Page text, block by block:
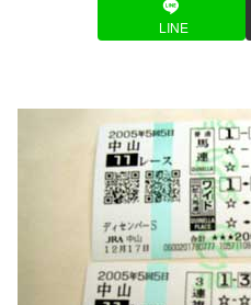
LINE